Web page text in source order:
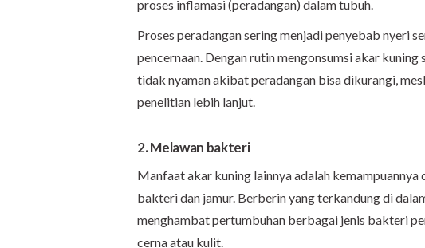
proses inflamasi (peradangan) dalam tubuh.
Proses peradangan sering menjadi penyebab nyeri
pencernaan. Dengan rutin mengonsumsi akar
tidak nyaman akibat peradangan bisa dikurangi,
penelitian lebih lanjut.
2. Melawan bakteri
Manfaat akar kuning lainnya adalah
bakteri dan jamur. Berberin yang terkandung di
menghambat pertumbuhan berbagai jenis bakteri
cerna atau kulit.